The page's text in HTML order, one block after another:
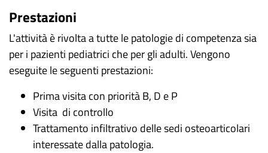
Prestazioni
L'attività è rivolta a tutte le patologie di competenza sia
per i pazienti pediatrici che per gli adulti. Vengono
eseguite le seguenti prestazioni:
Prima visita con priorità B, D e P
Visita di controllo
Trattamento infiltrativo delle sedi osteoarticolari
interessate dalla patologia.